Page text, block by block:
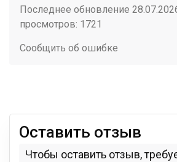
Последнее обновление
просмотров: 1721
Сообщить об ошибке
Оставить отзыв
Чтобы оставить отзыв,